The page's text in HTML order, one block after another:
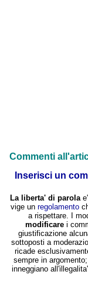
Commenti
Inserisci un
La liberta' di parolae'
vige un regolamento
a rispettare. I
modificare i
giustificazione
sottoposti a
ricade
sempre in
inneggiano